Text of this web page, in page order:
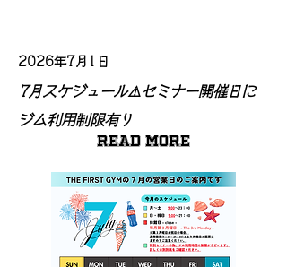
2026年7月1日
7月スケジュール⚠️セミナー開催日に
ジム利用制限有り
Read More